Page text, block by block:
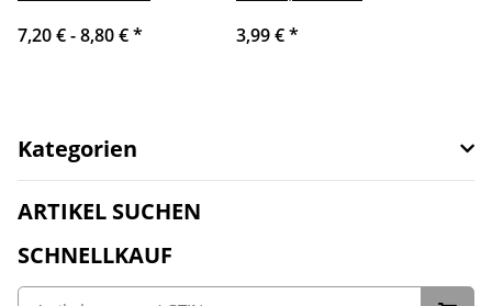
7,20 € -8,80 €* 3,99 €*
Kategorien
ARTIKEL SUCHEN
SCHNELLKAUF